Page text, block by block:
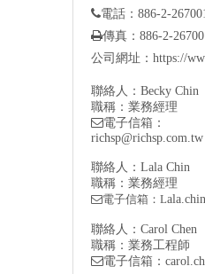
電話：886-2-
傳真：886-2-
公司網址： https://
聯絡人：Becky Chin
職稱：業務經理
電子信箱：
richsp@richsp.com.tw
聯絡人：Lala Chin
職稱：業務經理
電子信箱：L
聯絡人：Carol Chen
職稱：業務工程師
電子信箱 ：